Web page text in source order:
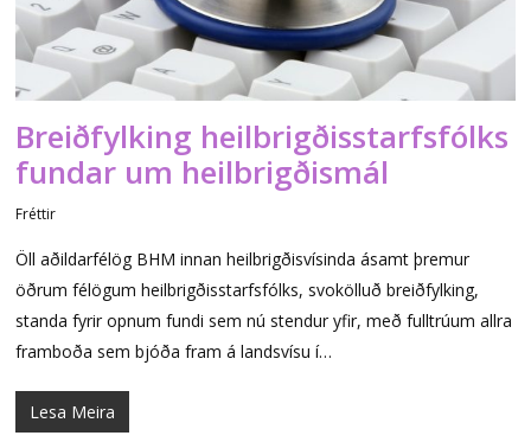
Breiðfylking heilbrigðisstarfsfólks
fundar um heilbrigðismál
Fréttir
Öll aðildarfélög BHM innan heilbrigðisvísinda ásamt þremur
öðrum félögum heilbrigðisstarfsfólks, svokölluð breiðfylking,
standa fyrir opnum fundi sem nú stendur yfir, með fulltrúum allra
framboða sem bjóða fram á landsvísu í…
Lesa Meira